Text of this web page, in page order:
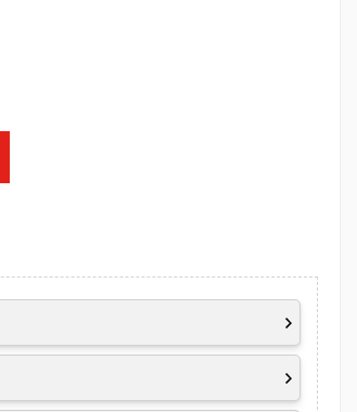
on-LAN
eSIM